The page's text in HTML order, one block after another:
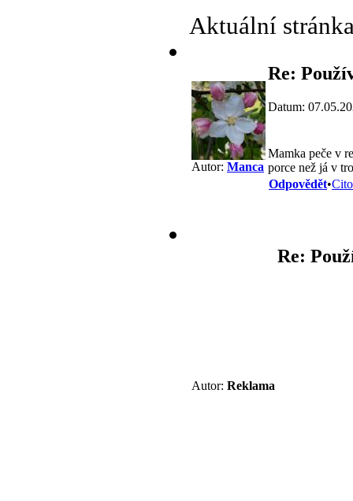
Aktuální
Autor: Manca
Re:
Datum:
Mamka peče v
porce než já v
Odpovědět•
Autor: Reklama
Re: